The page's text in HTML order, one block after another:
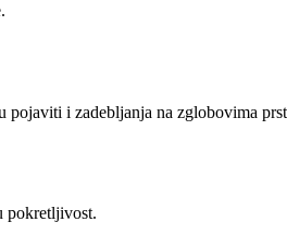
pojaviti i zadebljanja na zglobovima
pokretljivost.